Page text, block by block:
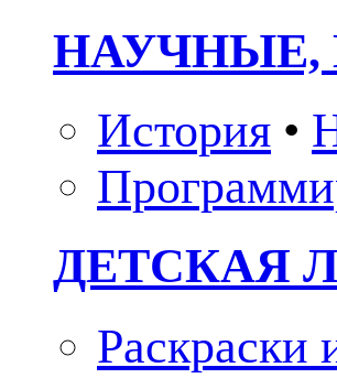
НАУЧНЫЕ,
История •
ДЕТСКАЯ
Раскраски